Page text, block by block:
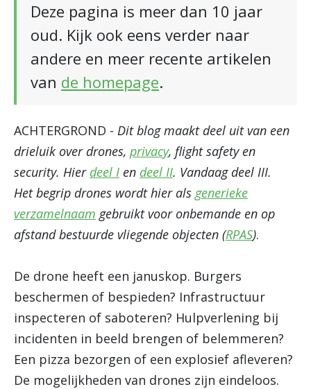
Deze pagina is meer dan 10 jaar
oud. Kijk ook eens verder naar
andere en meer recente artikelen
van de homepage.
ACHTERGROND - Dit blog maakt deel uit van een
drieluik over drones, privacy, flight safety en
security. Hier deel I en deel II. Vandaag deel III.
Het begrip drones wordt hier als generieke
verzamelnaam gebruikt voor onbemande en op
afstand bestuurde vliegende objecten (RPAS).
De drone heeft een januskop. Burgers
beschermen of bespieden? Infrastructuur
inspecteren of saboteren? Hulpverlening bij
incidenten in beeld brengen of belemmeren?
Een pizza bezorgen of een explosief afleveren?
De mogelijkheden van drones zijn eindeloos.